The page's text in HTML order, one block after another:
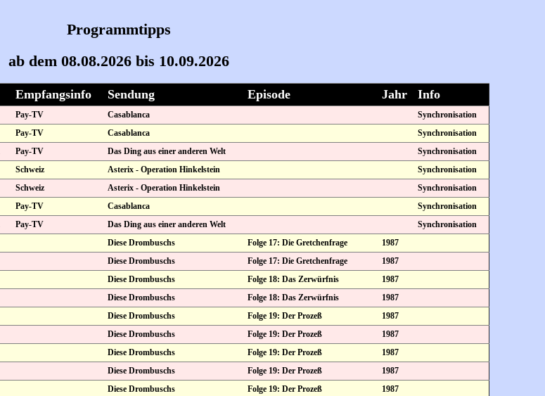
Programmtipps
ab dem 08.08.2026 bis 10.09.2026
Empfangsinfo Sendung Episode Jahr Info
Pay-TV Casablanca
Synchronisation
Pay-TV Casablanca
Synchronisation
Pay-TV Das Ding aus einer anderen Welt
Synchronisation
Schweiz Asterix - Operation Hinkelstein
Synchronisation
Schweiz Asterix - Operation Hinkelstein
Synchronisation
Pay-TV Casablanca
Synchronisation
Pay-TV Das Ding aus einer anderen Welt
Synchronisation
Diese Drombuschs Folge 17: Die Gretchenfrage
1987
Diese Drombuschs Folge 17: Die Gretchenfrage
1987
Diese Drombuschs Folge 18: Das Zerwürfnis
1987
Diese Drombuschs Folge 18: Das Zerwürfnis
1987
Diese Drombuschs Folge 19: Der Prozeß
1987
Diese Drombuschs Folge 19: Der Prozeß
1987
Diese Drombuschs Folge 19: Der Prozeß
1987
Diese Drombuschs Folge 19: Der Prozeß
1987
Diese Drombuschs Folge 19: Der Prozeß
1987